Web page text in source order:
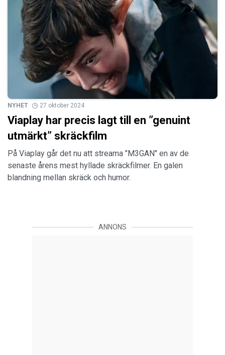
NYHET 27 oktober 2024
Viaplay har precis lagt till en ”genuint
utmärkt” skräckfilm
På Viaplay går det nu att streama "M3GAN" en av de
senaste årens mest hyllade skräckfilmer. En galen
blandning mellan skräck och humor.
ANNONS